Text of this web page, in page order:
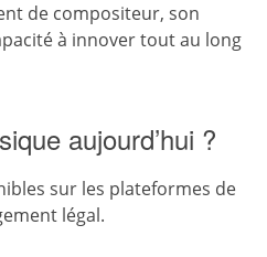
de compositeur, son
à innover tout au long
aujourd’hui ?
sur les plateformes de
légal.